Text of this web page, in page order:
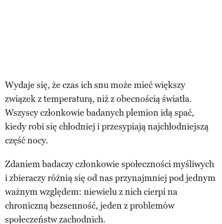
Wydaje się, że czas ich snu może mieć większy
związek z temperaturą, niż z obecnością światła.
Wszyscy członkowie badanych plemion idą spać,
kiedy robi się chłodniej i przesypiają najchłodniejszą
część nocy.
Zdaniem badaczy członkowie społeczności myśliwych
i zbieraczy różnią się od nas przynajmniej pod jednym
ważnym względem: niewielu z nich cierpi na
chroniczną bezsenność, jeden z problemów
społeczeństw zachodnich.